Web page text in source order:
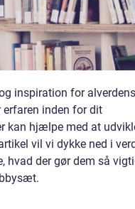
inspiration for alverdens
erfaren inden for dit
kan hjælpe med at
vil vi dykke ned i
hvad der gør dem så